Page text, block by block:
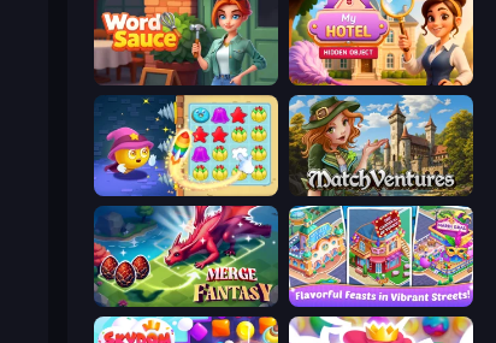
Word Sauce Hidden Object: My Hotel
Candy Riddles MatchVentures
Merge Fantasy Mom's Diary 2